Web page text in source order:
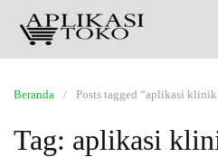
Beranda Posts tagged “aplikasi
Tag: aplikasi